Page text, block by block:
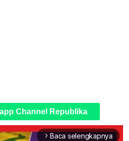
Channel Republika
arrow_forward_ios Baca selengkapnya